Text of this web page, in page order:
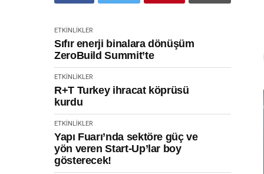
ETKINLIKLER
Sıfır enerji binalara dönüşüm
ZeroBuild Summit’te
ETKINLIKLER
R+T Turkey ihracat köprüsü
kurdu
ETKINLIKLER
Yapı Fuarı’nda sektöre güç ve
yön veren Start-Up’lar boy
gösterecek!